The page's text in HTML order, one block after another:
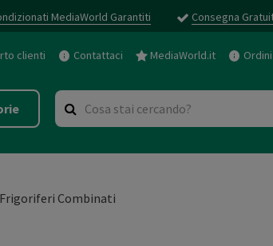
MediaWorld Garantiti Consegna
clienti Contattaci MediaWorld.it Ordini
Frigoriferi Combinati